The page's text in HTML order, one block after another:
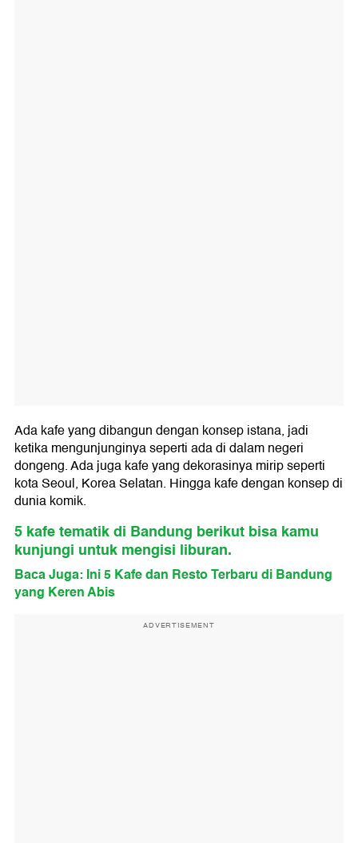
Ada kafe yang dibangun dengan konsep istana, jadi
ketika mengunjunginya seperti ada di dalam negeri
dongeng. Ada juga kafe yang dekorasinya mirip seperti
kota Seoul, Korea Selatan. Hingga kafe dengan konsep di
dunia komik.
5 kafe tematik di Bandung berikut bisa kamu
kunjungi untuk mengisi liburan.
Baca Juga: Ini 5 Kafe dan Resto Terbaru di Bandung
yang Keren Abis
ADVERTISEMENT